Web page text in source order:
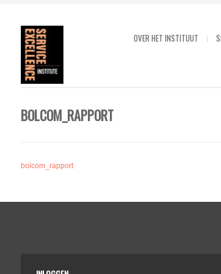
OVER HET INSTITUUT
BOLCOM_RAPPORT
bolcom_rapport